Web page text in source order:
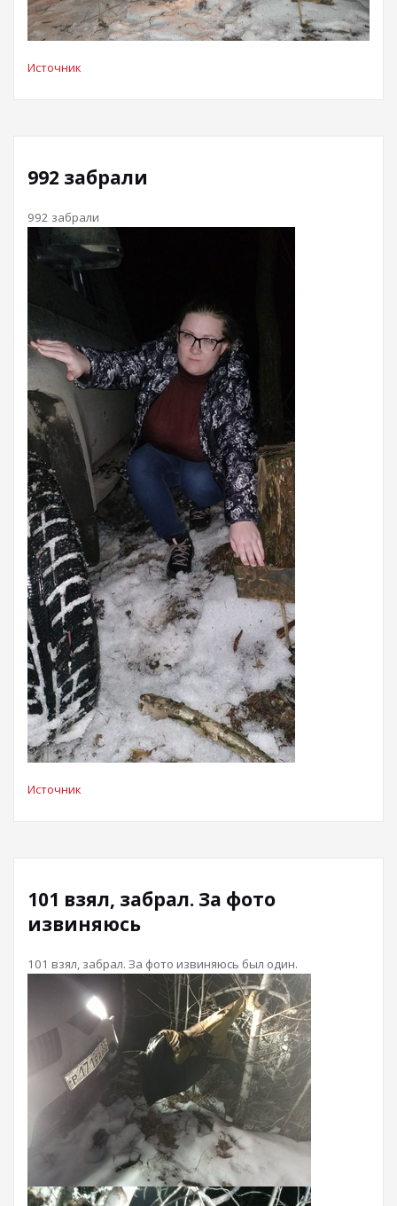
Источник
992 забрали
992 забрали
Источник
101 взял, забрал. За фото
извиняюсь
101 взял, забрал. За фото извиняюсь был один.